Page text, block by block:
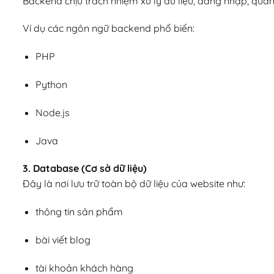
Ví dụ các ngôn ngữ backend phổ biến:
PHP
Python
Node.js
Java
3. Database (Cơ sở dữ liệu)
Đây là nơi lưu trữ toàn bộ dữ liệu của website như:
thông tin sản phẩm
bài viết blog
tài khoản khách hàng